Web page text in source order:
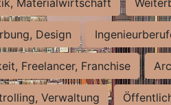
Materialwirtschaft
Design
Freelancer, Franchise
Verwaltung